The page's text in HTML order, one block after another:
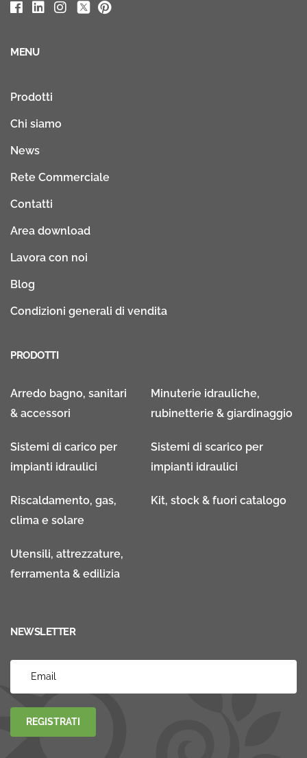
MENU
Prodotti
Chi siamo
News
Rete Commerciale
Contatti
Area download
Lavora con noi
Blog
Condizioni generali di vendita
PRODOTTI
Arredo bagno, sanitari
& accessori
Minuterie idrauliche,
rubinetterie & giardinaggio
Sistemi di carico per
impianti idraulici
Sistemi di scarico per
impianti idraulici
Riscaldamento, gas,
clima e solare
Kit, stock & fuori catalogo
Utensili, attrezzature,
ferramenta & edilizia
NEWSLETTER
REGISTRATI